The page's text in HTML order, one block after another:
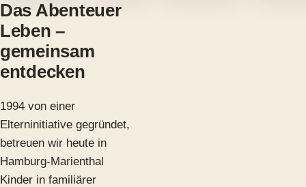
Das Abenteuer
Leben –
gemeinsam
entdecken
1994 von einer
Elterninitiative gegründet,
betreuen wir heute in
Hamburg-Marienthal
Kinder in familiärer